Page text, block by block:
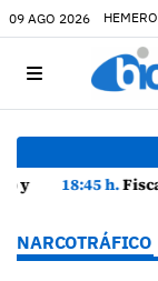
09 AGO 2026
18:45 h.Fiscalía denuncia
NARCOTRÁFICO